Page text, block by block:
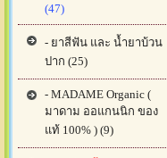
(47)
- ยาสีฟัน และ น้ำยาบ้วน
ปาก (25)
- MADAME Organic (
มาดาม ออแกนนิก ของ
แท้ 100% ) (9)